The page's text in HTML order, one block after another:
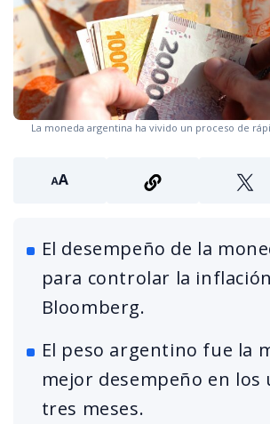
La moneda argentina ha vivido un proceso de
El desempeño de la
para controlar la
Bloomberg.
El peso argentino fue la
mejor desempeño en los
tres meses.